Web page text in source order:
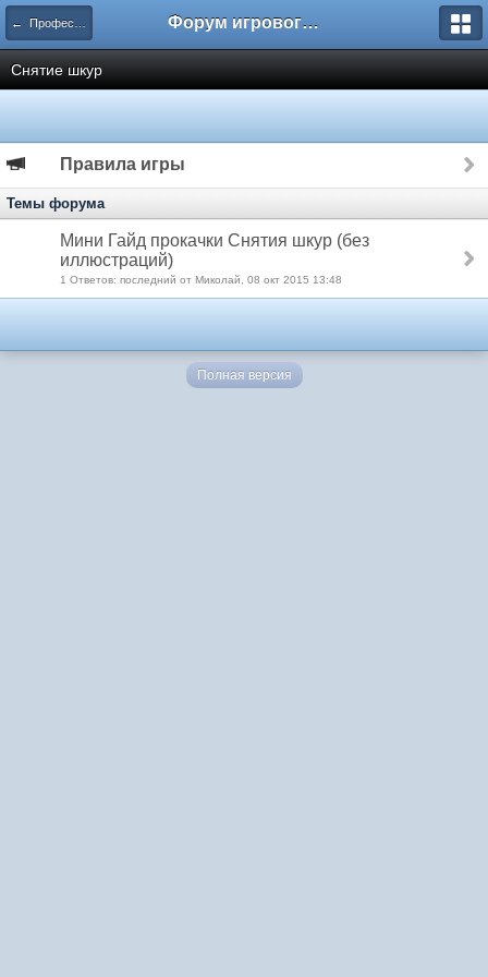
← Профессии Форум игрового проекта Riverrise
Снятие шкур
Правила игры
Темы форума
Мини Гайд прокачки Снятия шкур (без
иллюстраций)
1 Ответов: последний от Миколай, 08 окт 2015 13:48
Полная версия